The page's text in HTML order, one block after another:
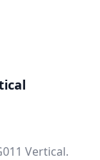
Vertical.